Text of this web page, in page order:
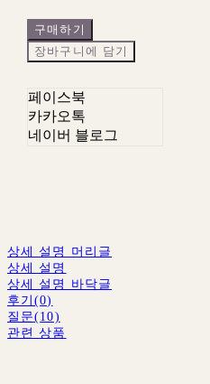
구매하기
장바구니에 담기
페이스북
카카오톡
네이버 블로그
상세 설명 머리글
상세 설명
상세 설명 바닥글
후기(0)
질문(10)
관련 상품